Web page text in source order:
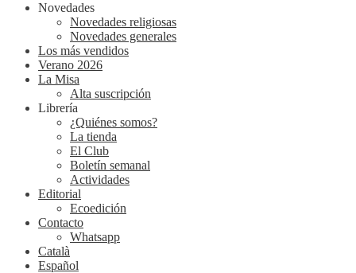
Novedades
Novedades religiosas
Novedades generales
Los más vendidos
Verano 2026
La Misa
Alta suscripción
Librería
¿Quiénes somos?
La tienda
El Club
Boletín semanal
Actividades
Editorial
Ecoedición
Contacto
Whatsapp
Català
Español